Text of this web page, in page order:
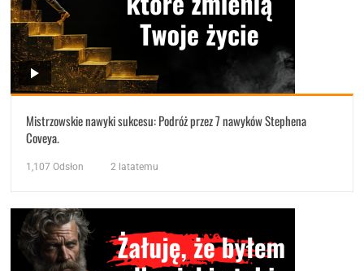
Mistrzowskie nawyki sukcesu: Podróż przez 7 nawyków Stephena
Coveya.
1,107 Odsłon 2 latatemu